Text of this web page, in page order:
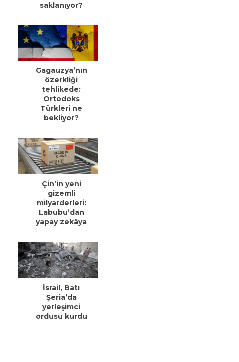
saklanıyor?
Gagauzya’nın
özerkliği
tehlikede:
Ortodoks
Türkleri ne
bekliyor?
Çin’in yeni
gizemli
milyarderleri:
Labubu’dan
yapay zekâya
İsrail, Batı
Şeria’da
yerleşimci
ordusu kurdu